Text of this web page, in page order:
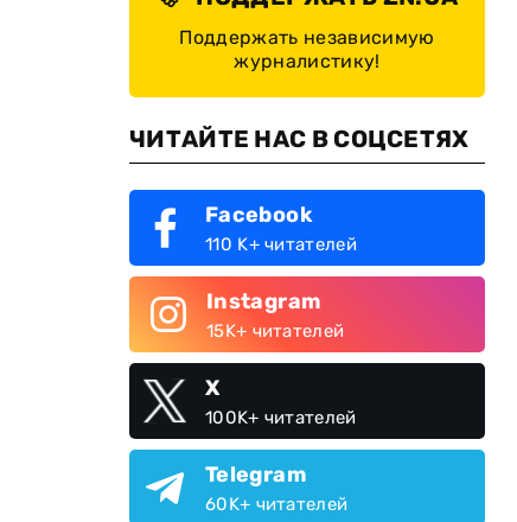
Поддержать независимую
журналистику!
ЧИТАЙТЕ НАС В СОЦСЕТЯХ
Facebook
110 K+ читателей
Instagram
15K+ читателей
X
100K+ читателей
Telegram
60K+ читателей